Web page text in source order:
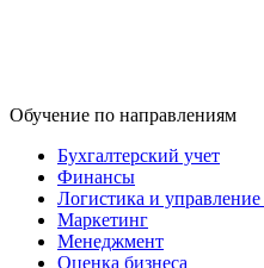
Обучение по направлениям
Бухгалтерский учет
Финансы
Логистика и
Маркетинг
Менеджмент
Оценка бизнеса